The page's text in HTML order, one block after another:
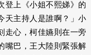
登上《小姐不熙娣》的
天主持人是誰啊？」小
走心，柯佳嬿則在一旁
嘴巴，王大陸則緊張解